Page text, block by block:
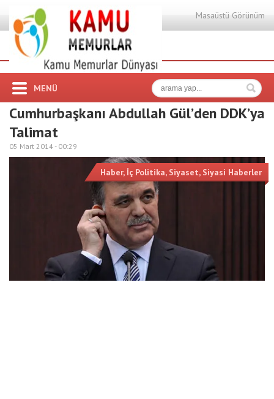
Masaüstü Görünüm
MENÜ
Cumhurbaşkanı Abdullah Gül’den DDK’ya
Talimat
05 Mart 2014 - 00:29
Haber, İç Politika, Siyaset, Siyasi Haberler